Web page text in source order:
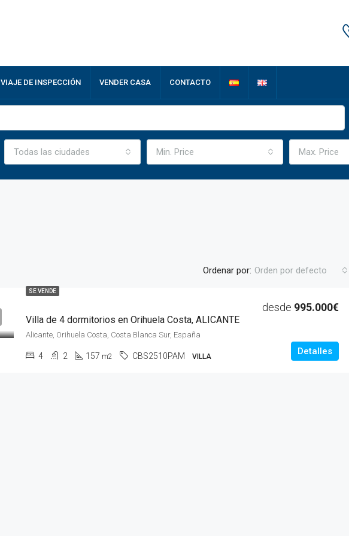
VIAJE DE INSPECCIÓN VENDER CASA CONTACTO
Todas las ciudades Min. Price Max. Price
Ordenar por: Orden por defecto
SE VENDE
Villa de 4 dormitorios en Orihuela Costa, ALICANTE
desde 995.000€
Alicante, Orihuela Costa, Costa Blanca Sur, España
4 2 157 m2 CBS2510PAM VILLA Detalles
DESTACADO